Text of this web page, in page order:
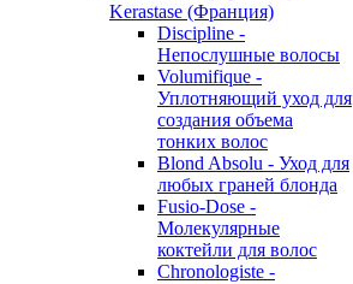
Kerastase (Франция)
Discipline -
Непослушные волосы
Volumifique -
Уплотняющий уход для
создания объема
тонких волос
Blond Absolu - Уход для
любых граней блонда
Fusio-Dose -
Молекулярные
коктейли для волос
Chronologiste -